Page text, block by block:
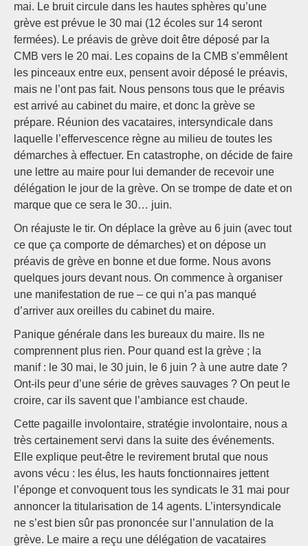
mai. Le bruit circule dans les hautes sphères qu’une
grève est prévue le 30 mai (12 écoles sur 14 seront
fermées). Le préavis de grève doit être déposé par la
CMB vers le 20 mai. Les copains de la CMB s’emmêlent
les pinceaux entre eux, pensent avoir déposé le préavis,
mais ne l’ont pas fait. Nous pensons tous que le préavis
est arrivé au cabinet du maire, et donc la grève se
prépare. Réunion des vacataires, intersyndicale dans
laquelle l’effervescence règne au milieu de toutes les
démarches à effectuer. En catastrophe, on décide de faire
une lettre au maire pour lui demander de recevoir une
délégation le jour de la grève. On se trompe de date et on
marque que ce sera le 30… juin.
On réajuste le tir. On déplace la grève au 6 juin (avec tout
ce que ça comporte de démarches) et on dépose un
préavis de grève en bonne et due forme. Nous avons
quelques jours devant nous. On commence à organiser
une manifestation de rue – ce qui n’a pas manqué
d’arriver aux oreilles du cabinet du maire.
Panique générale dans les bureaux du maire. Ils ne
comprennent plus rien. Pour quand est la grève ; la
manif : le 30 mai, le 30 juin, le 6 juin ? à une autre date ?
Ont-ils peur d’une série de grèves sauvages ? On peut le
croire, car ils savent que l’ambiance est chaude.
Cette pagaille involontaire, stratégie involontaire, nous a
très certainement servi dans la suite des événements.
Elle explique peut-être le revirement brutal que nous
avons vécu : les élus, les hauts fonctionnaires jettent
l’éponge et convoquent tous les syndicats le 31 mai pour
annoncer la titularisation de 14 agents. L’intersyndicale
ne s’est bien sûr pas prononcée sur l’annulation de la
grève. Le maire a reçu une délégation de vacataires